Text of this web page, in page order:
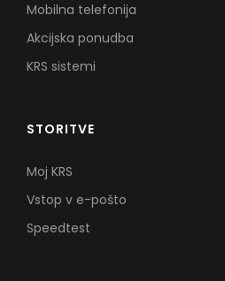
Mobilna telefonija
Akcijska ponudba
KRS sistemi
STORITVE
Moj KRS
Vstop v e-pošto
Speedtest